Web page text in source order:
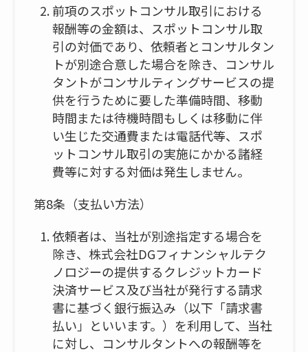
前項のスポットコンサル取引における
報酬等の金額は、スポットコンサル取
引の対価であり、依頼者とコンサルタン
トが別途合意した場合を除き、コンサル
タントがコンサルティングサービスの提
供を行うために要した準備時間、移動
時間または待機時間もしくは移動に伴
い生じた交通費または電話代等、スポ
ットコンサル取引の実施にかかる諸経
費等に対する対価は発生しません。
第8条（支払い方法）
依頼者は、当社が別途指定する場合を
除き、株式会社DGフィナンシャルテク
ノロジーの提供するクレジットカード
決済サービス及び当社が発行する請求
書に基づく銀行振込み（以下「請求書
払い」といいます。）を利用して、当社
に対し、コンサルタントへの報酬等を